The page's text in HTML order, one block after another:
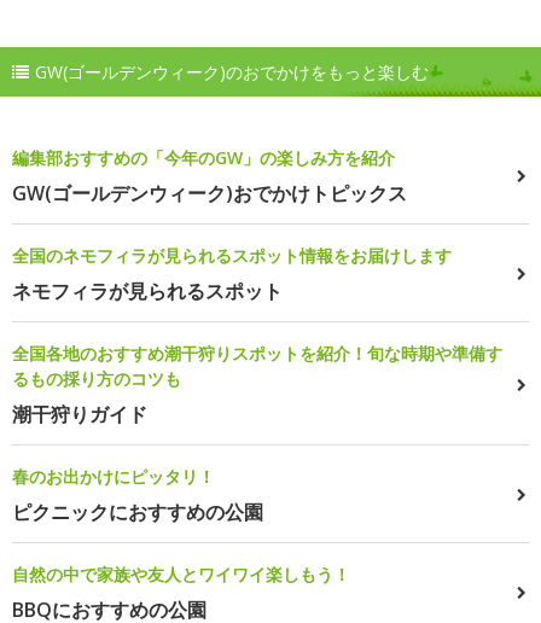
GW(ゴールデンウィーク)のおでかけをもっと楽しむ
編集部おすすめの「今年のGW」の楽しみ方を紹介
GW(ゴールデンウィーク)おでかけトピックス
全国のネモフィラが見られるスポット情報をお届けします
ネモフィラが見られるスポット
全国各地のおすすめ潮干狩りスポットを紹介！旬な時期や準備す
るもの採り方のコツも
潮干狩りガイド
春のお出かけにピッタリ！
ピクニックにおすすめの公園
自然の中で家族や友人とワイワイ楽しもう！
BBQにおすすめの公園